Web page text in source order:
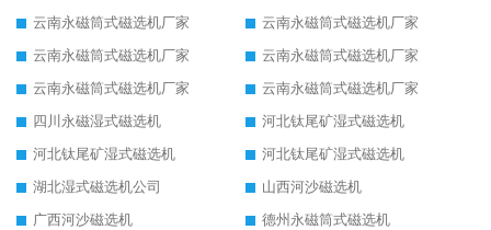
云南永磁筒式磁选机厂家
云南永磁筒式磁选机厂家
云南永磁筒式磁选机厂家
云南永磁筒式磁选机厂家
云南永磁筒式磁选机厂家
云南永磁筒式磁选机厂家
四川永磁湿式磁选机
河北钛尾矿湿式磁选机
河北钛尾矿湿式磁选机
河北钛尾矿湿式磁选机
湖北湿式磁选机公司
山西河沙磁选机
广西河沙磁选机
德州永磁筒式磁选机